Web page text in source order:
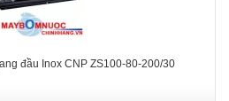
đầu Inox CNP ZS100-80-200/30